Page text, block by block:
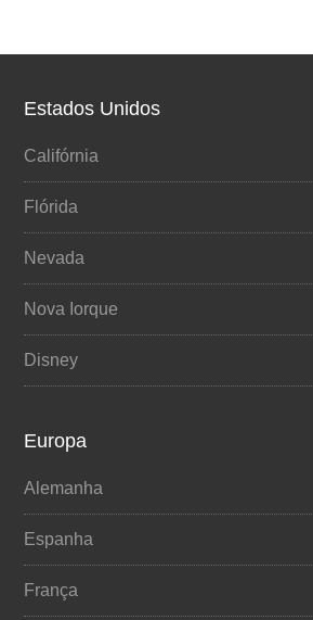
Estados Unidos
Califórnia
Flórida
Nevada
Nova Iorque
Disney
Europa
Alemanha
Espanha
França